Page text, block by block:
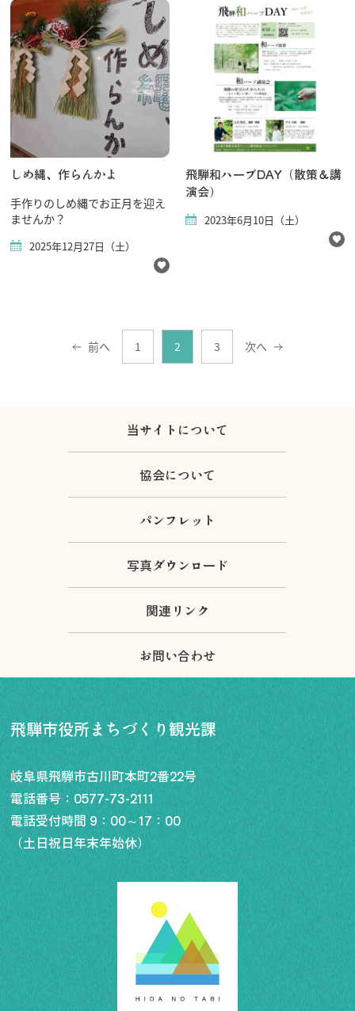
しめ縄、作らんかよ
手作りのしめ縄でお正月を迎え
ませんか？
2025年12月27日（土）
飛騨和ハーブDAY（散策＆講
演会）
2023年6月10日（土）
前へ 1 2 3 次へ
当サイトについて
協会について
パンフレット
写真ダウンロード
関連リンク
お問い合わせ
飛騨市役所まちづくり観光課
岐阜県飛騨市古川町本町2番22号
電話番号： 0577-73-2111
電話受付時間 9：00～17：00
（土日祝日年末年始休）